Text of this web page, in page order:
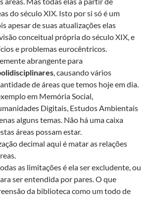
do século XIX. Isto por si só é um
apesar de suas atualizações elas
conceitual própria do século XIX, e
e problemas eurocêntricos.
abrangente para
, causando vários
de áreas que temos hoje em dia.
em Memória Social,
Digitais, Estudos Ambientais
alguns temas. Não há uma caixa
áreas possam estar.
decimal aqui é matar as relações
as limitações é ela ser excludente, ou
ser entendida por pares. O que
da biblioteca como um todo de